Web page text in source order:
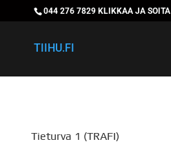
044 276 7829 KLIKKAA JA SOITA
TIIHU.FI
Tieturva 1 (TRAFI)